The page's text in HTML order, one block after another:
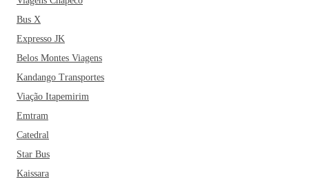
Bus X
Expresso JK
Belos Montes Viagens
Kandango Transportes
Viação Itapemirim
Emtram
Catedral
Star Bus
Kaissara